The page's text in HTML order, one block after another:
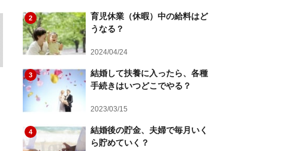
2
育児休業（休暇）中の給料はど
うなる？
2024/04/24
3
結婚して扶養に入ったら、各種
手続きはいつどこでやる？
2023/03/15
4
結婚後の貯金、夫婦で毎月いく
ら貯めていく？